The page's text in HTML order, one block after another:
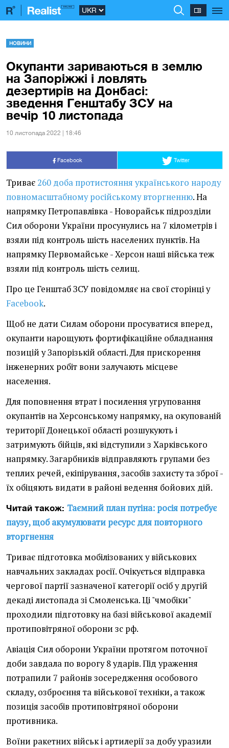
НОВИНИ
Окупанти зариваються в землю
на Запоріжжі і ловлять
дезертирів на Донбасі:
зведення Генштабу ЗСУ на
вечір 10 листопада
10 листопада 2022 | 18:46
Facebook Twitter
Триває 260 доба протистояння українського народу
повномасштабному російському вторгненню. На
напрямку Петропавлівка - Новорайськ підрозділи
Сил оборони України просунулись на 7 кілометрів і
взяли під контроль шість населених пунктів. На
напрямку Первомайське - Херсон наші війська теж
взяли під контроль шість селищ.
Про це Генштаб ЗСУ повідомляє на свої сторінці у
Facebook.
Щоб не дати Силам оборони просуватися вперед,
окупанти нарощують фортифікаційне обладнання
позицій у Запорізькій області. Для прискорення
інженерних робіт вони залучають місцеве
населення.
Для поповнення втрат і посилення угруповання
окупантів на Херсонському напрямку, на окупованій
території Донецької області розшукують і
затримують бійців, які відступили з Харківського
напрямку. Загарбників відправляють групами без
теплих речей, екіпірування, засобів захисту та зброї -
їх обіцяють видати в районі ведення бойових дій.
Читай також: Таємний план путіна: росія потребує
паузу, щоб акумулювати ресурс для повторного
вторгнення
Триває підготовка мобілізованих у військових
навчальних закладах росії. Очікується відправка
чергової партії зазначеної категорії осіб у другій
декаді листопада зі Смоленська. Ці "чмобіки"
проходили підготовку на базі військової академії
протиповітряної оборони зс рф.
Авіація Сил оборони України протягом поточної
доби завдала по ворогу 8 ударів. Під ураження
потрапили 7 районів зосередження особового
складу, озброєння та військової техніки, а також
позиція засобів протиповітряної оборони
противника.
Воїни ракетних військ і артилерії за добу уразили